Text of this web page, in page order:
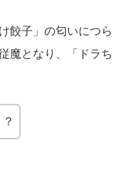
餃子」の匂いにつら
魔となり、「ドラち